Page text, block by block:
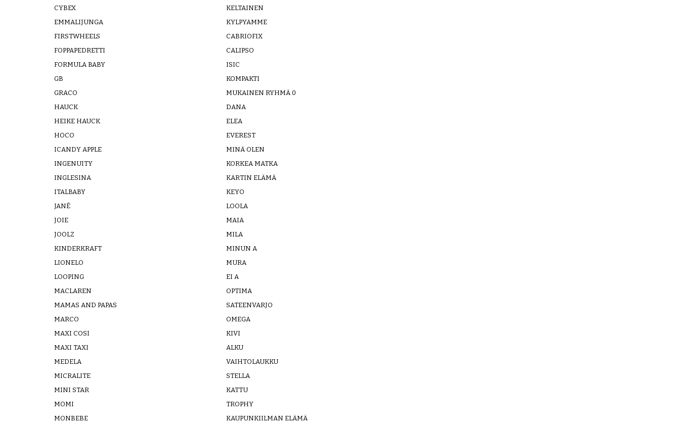
CYBEX
EMMALIJUNGA
FIRSTWHEELS
FOPPAPEDRETTI
FORMULA BABY
GB
GRACO
HAUCK
HEIKE HAUCK
HOCO
ICANDY APPLE
INGENUITY
INGLESINA
ITALBABY
JANÉ
JOIE
JOOLZ
KINDERKRAFT
LIONELO
LOOPING
MACLAREN
MAMAS AND PAPAS
MARCO
MAXI COSI
MAXI TAXI
MEDELA
MICRALITE
MINI STAR
MOMI
MONBEBE
KELTAINEN
KYLPYAMME
CABRIOFIX
CALIPSO
ISIC
KOMPAKTI
MUKAINEN RYHMÄ 0
DANA
ELEA
EVEREST
MINÄ OLEN
KORKEA MATKA
KARTIN ELÄMÄ
KEYO
LOOLA
MAIA
MILA
MINUN A
MURA
EI A
OPTIMA
SATEENVARJO
OMEGA
KIVI
ALKU
VAIHTOLAUKKU
STELLA
KATTU
TROPHY
KAUPUNKIILMAN ELÄMÄ